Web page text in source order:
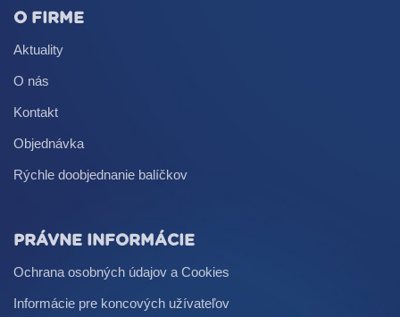
O FIRME
Aktuality
O nás
Kontakt
Objednávka
Rýchle doobjednanie balíčkov
PRÁVNE INFORMÁCIE
Ochrana osobných údajov a Cookies
Informácie pre koncových užívateľov